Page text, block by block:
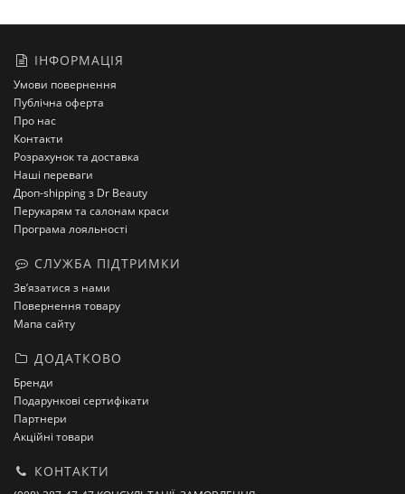
ІНФОРМАЦІЯ
Умови повернення
Публічна оферта
Про нас
Контакти
Розрахунок та доставка
Наші переваги
Дроп-shipping з Dr Beauty
Перукарям та салонам краси
Програма лояльності
СЛУЖБА ПІДТРИМКИ
Зв’язатися з нами
Повернення товару
Мапа сайту
ДОДАТКОВО
Бренди
Подарункові сертифікати
Партнери
Акційні товари
КОНТАКТИ